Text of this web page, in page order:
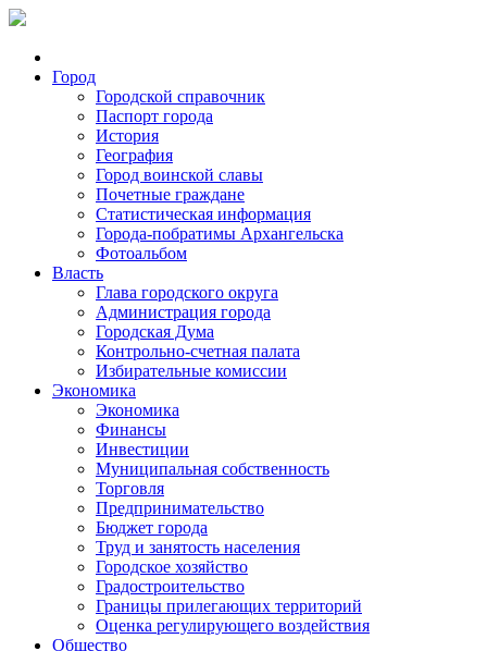
Город
Городской справочник
Паспорт города
История
География
Город воинской славы
Почетные граждане
Статистическая информация
Города-побратимы Архангельска
Фотоальбом
Власть
Глава городского округа
Администрация города
Городская Дума
Контрольно-счетная палата
Избирательные комиссии
Экономика
Экономика
Финансы
Инвестиции
Муниципальная собственность
Торговля
Предпринимательство
Бюджет города
Труд и занятость населения
Городское хозяйство
Градостроительство
Границы прилегающих территорий
Оценка регулирующего воздействия
Общество